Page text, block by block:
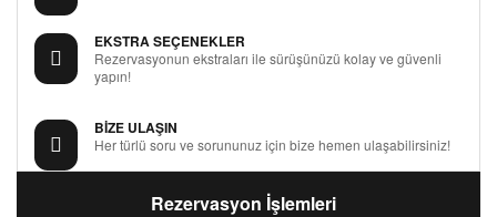
EKSTRA SEÇENEKLER
Rezervasyonun ekstraları ile sürüşünüzü kolay ve güvenli
yapın!
BİZE ULAŞIN
Her türlü soru ve sorununuz için bize hemen ulaşabilirsiniz!
Rezervasyon İşlemleri